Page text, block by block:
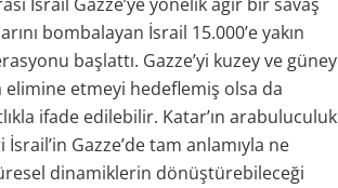
bombalayan İsrail 15.000’e yakın
başlattı. Gazze’yi kuzey ve güney
elimine etmeyi hedeflemiş olsa da
ifade edilebilir. Katar’ın arabuluculuk
Gazze’de tam anlamıyla ne
dinamiklerin dönüştürebileceği